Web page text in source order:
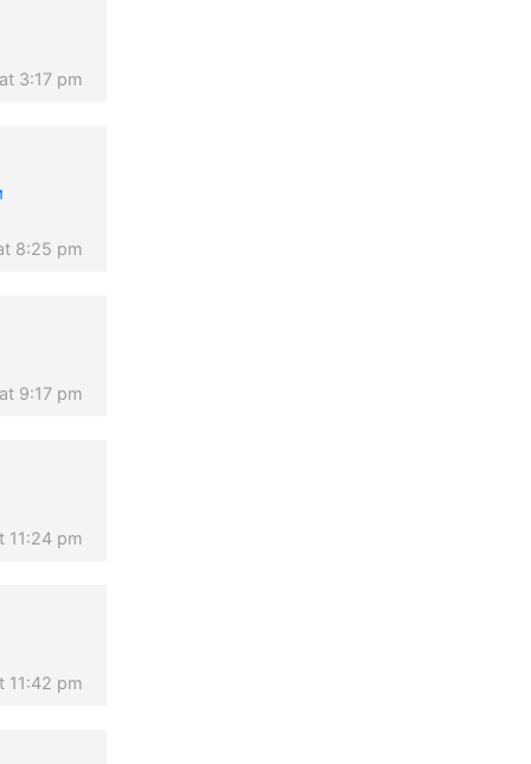
3:17 pm
8:25 pm
9:17 pm
11:24 pm
11:42 pm